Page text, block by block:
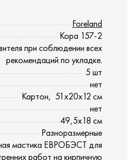
Foreland
Кора 157-2
при соблюдении всех
рекомендаций по укладке.
5 шт
нет
Картон, 51х20х12 см
нет
49,5х18 см
Разноразмерные
мастика ЕВРОБЭСТ для
работ на кирпичную